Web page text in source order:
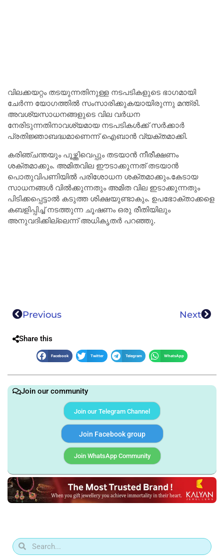
വിലക്കയറ്റം തടയുന്നതിനുള്ള നടപടികളുടെ ഭാഗമായി
ചേര്‍ന്ന യോഗത്തില്‍ സംസാരിക്കുകയായിരുന്നു മന്ത്രി.
അവശ്യസാധനങ്ങളുടെ വില വർധന
നേരിടുന്നതിനാവശ്യമായ നടപടികൾക്ക് സർക്കാർ
പ്രതിജ്ഞാബദ്ധമാണെന്ന് ഐബാൻ വ്യക്തമാക്കി.
കരിഞ്ചന്തയും പൂഴ്ത്തിവെപ്പും തടയാൻ നീരീക്ഷണം
ശക്തമാക്കും. അമിതവില ഈടാക്കുന്നത് തടയാൻ
പൊതുവിപണിയിൽ പരിശോധന ശക്തമാക്കും.കേടായ
സാധനങ്ങൾ വിൽക്കുന്നതും അമിത വില ഇടാക്കുന്നതും
പിടിക്കപ്പെട്ടാൽ കടുത്ത ശിക്ഷയുണ്ടാകും. ഉപഭോക്താക്കളെ
കബളിപ്പിച്ച് നടത്തുന്ന ചൂഷണം ഒരു രീതിയിലും
അനുവദിക്കില്ലെന്ന് അധികൃതര്‍ പറഞ്ഞു.
Previous Next
Share this
Facebook Twitter Telegram WhatsApp
Join our community
Join our Telegram Channel
Join Facebook group
Join WhatsApp Community